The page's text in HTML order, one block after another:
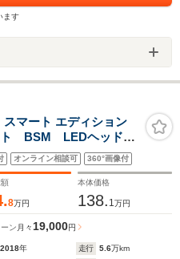
ます
マート エディション
BSM LEDヘッドラ
タート フルセグ バ
ーシート シートヒー
オンライン相談可 360°画像付
8万円
本体価格
138. 1万円
ン 月々 19,000円
2018年 走行 5.6万km